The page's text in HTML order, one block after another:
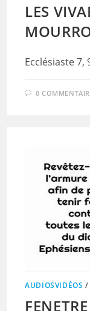
LES
Ecclésiaste 7,
0
AUDIOSVIDÉOS /